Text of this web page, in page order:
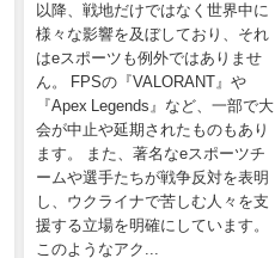
以降、戦地だけではなく世界中に
様々な影響を及ぼしており、それ
はeスポーツも例外ではありませ
ん。 FPSの『VALORANT』や
『Apex Legends』など、一部で大
会が中止や延期されたものもあり
ます。 また、著名なeスポーツチ
ームや選手たちが戦争反対を表明
し、ウクライナで苦しむ人々を支
援する立場を明確にしています。
このようなアク...